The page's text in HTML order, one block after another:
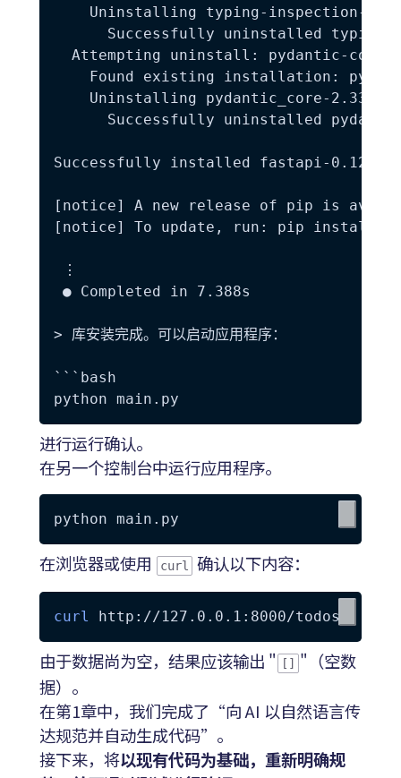
Uninstalling typing-inspection-
Successfully uninstalled typing-
  Attempting uninstall: pydantic-core
Found existing installation:
    Uninstalling pydantic_core-2.33.2:
Successfully uninstalled
Successfully installed fastapi-0.121.1
[notice] A new release of pip is
[notice] To update, run: pip install --
⋮
● Completed in 7.388s
> 库安装完成。可以启动应用程序：
```bash
进行运行确认。
在另一个控制台中运行应用程序。
在浏览器或使用 curl 确认以下内容：
curl
由于数据尚为空，结果应该输出 " []
"（空数
据）。
在第1章中，我们完成了“向 AI 以自然语言传
达规范并自动生成代码”。
接下来，将以现有代码为基础，重新明确规